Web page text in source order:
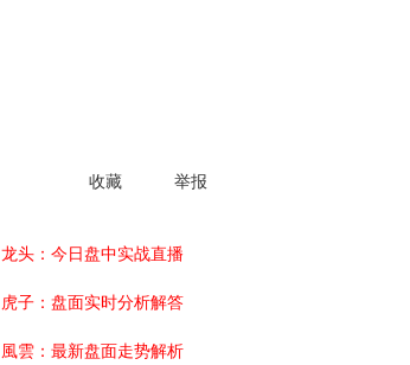
收藏 举报
龙头：今日盘中实战直播
虎子：盘面实时分析解答
風雲：最新盘面走势解析